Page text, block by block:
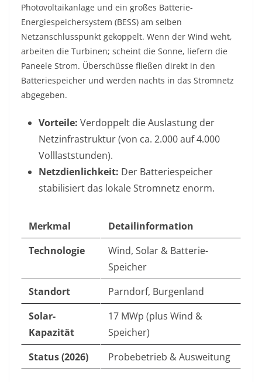
Photovoltaikanlage und ein großes Batterie-
Energiespeichersystem (BESS) am selben
Netzanschlusspunkt gekoppelt. Wenn der Wind weht,
arbeiten die Turbinen; scheint die Sonne, liefern die
Paneele Strom. Überschüsse fließen direkt in den
Batteriespeicher und werden nachts in das Stromnetz
abgegeben.
Vorteile: Verdoppelt die Auslastung der
Netzinfrastruktur (von ca. 2.000 auf 4.000
Volllaststunden).
Netzdienlichkeit: Der Batteriespeicher
stabilisiert das lokale Stromnetz enorm.
Merkmal
Detailinformation
Technologie
Wind, Solar & Batterie-
Speicher
Standort
Parndorf, Burgenland
Solar-
Kapazität
17 MWp (plus Wind &
Speicher)
Status (2026)
Probebetrieb & Ausweitung